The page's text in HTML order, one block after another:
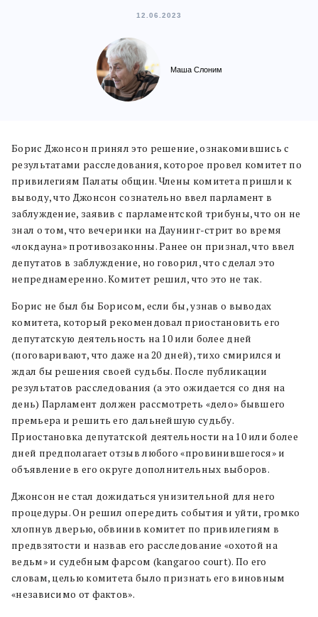
12.06.2023
Маша Слоним
Борис Джонсон принял это решение, ознакомившись с
результатами расследования, которое провел комитет по
привилегиям Палаты общин. Члены комитета пришли к
выводу, что Джонсон сознательно ввел парламент в
заблуждение, заявив с парламентской трибуны, что он не
знал о том, что вечеринки на Даунинг-стрит во время
«локдауна» противозаконны. Ранее он признал, что ввел
депутатов в заблуждение, но говорил, что сделал это
непреднамеренно. Комитет решил, что это не так.
Борис не был бы Борисом, если бы, узнав о выводах
комитета, который рекомендовал приостановить его
депутатскую деятельность на 10 или более дней
(поговаривают, что даже на 20 дней), тихо смирился и
ждал бы решения своей судьбы. После публикации
результатов расследования (а это ожидается со дня на
день) Парламент должен рассмотреть «дело» бывшего
премьера и решить его дальнейшую судьбу.
Приостановка депутатской деятельности на 10 или более
дней предполагает отзыв любого «провинившегося» и
объявление в его округе дополнительных выборов.
Джонсон не стал дожидаться унизительной для него
процедуры. Он решил опередить события и уйти, громко
хлопнув дверью, обвинив комитет по привилегиям в
предвзятости и назвав его расследование «охотой на
ведьм» и судебным фарсом (kangaroo court). По его
словам, целью комитета было признать его виновным
«независимо от фактов».